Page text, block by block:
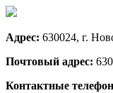
Адрес: 630024, г.
Почтовый адрес:
Контактные